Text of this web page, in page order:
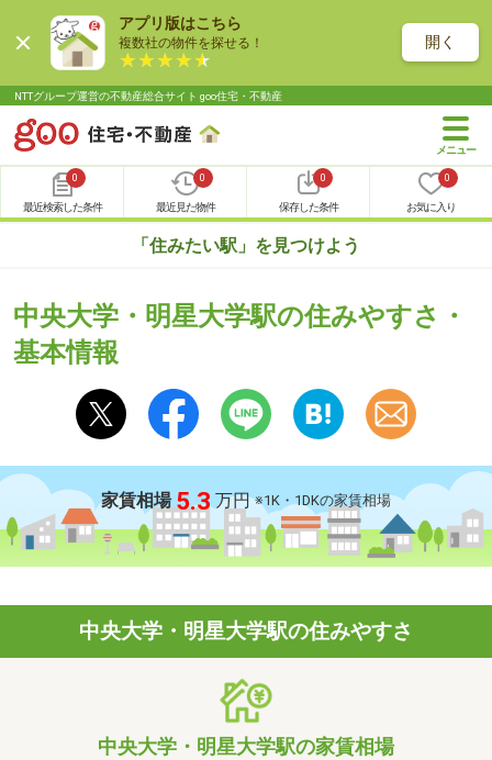
アプリ版はこちら
複数社の物件を探せる！ 開く
NTTグループ運営の不動産総合サイト goo住宅・不動産
0
最近検索した条件
0
最近見た物件
0
保存した条件
0
お気に入り
「住みたい駅」を見つけよう
中央大学・明星大学駅の住みやすさ・
基本情報
家賃相場 5.3 万円 ※1K・1DKの家賃相場
中央大学・明星大学駅の住みやすさ
中央大学・明星大学駅の家賃相場